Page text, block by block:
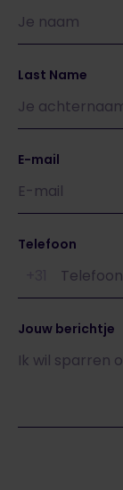
Last Name
E-mail
Telefoon
Jouw berichtje